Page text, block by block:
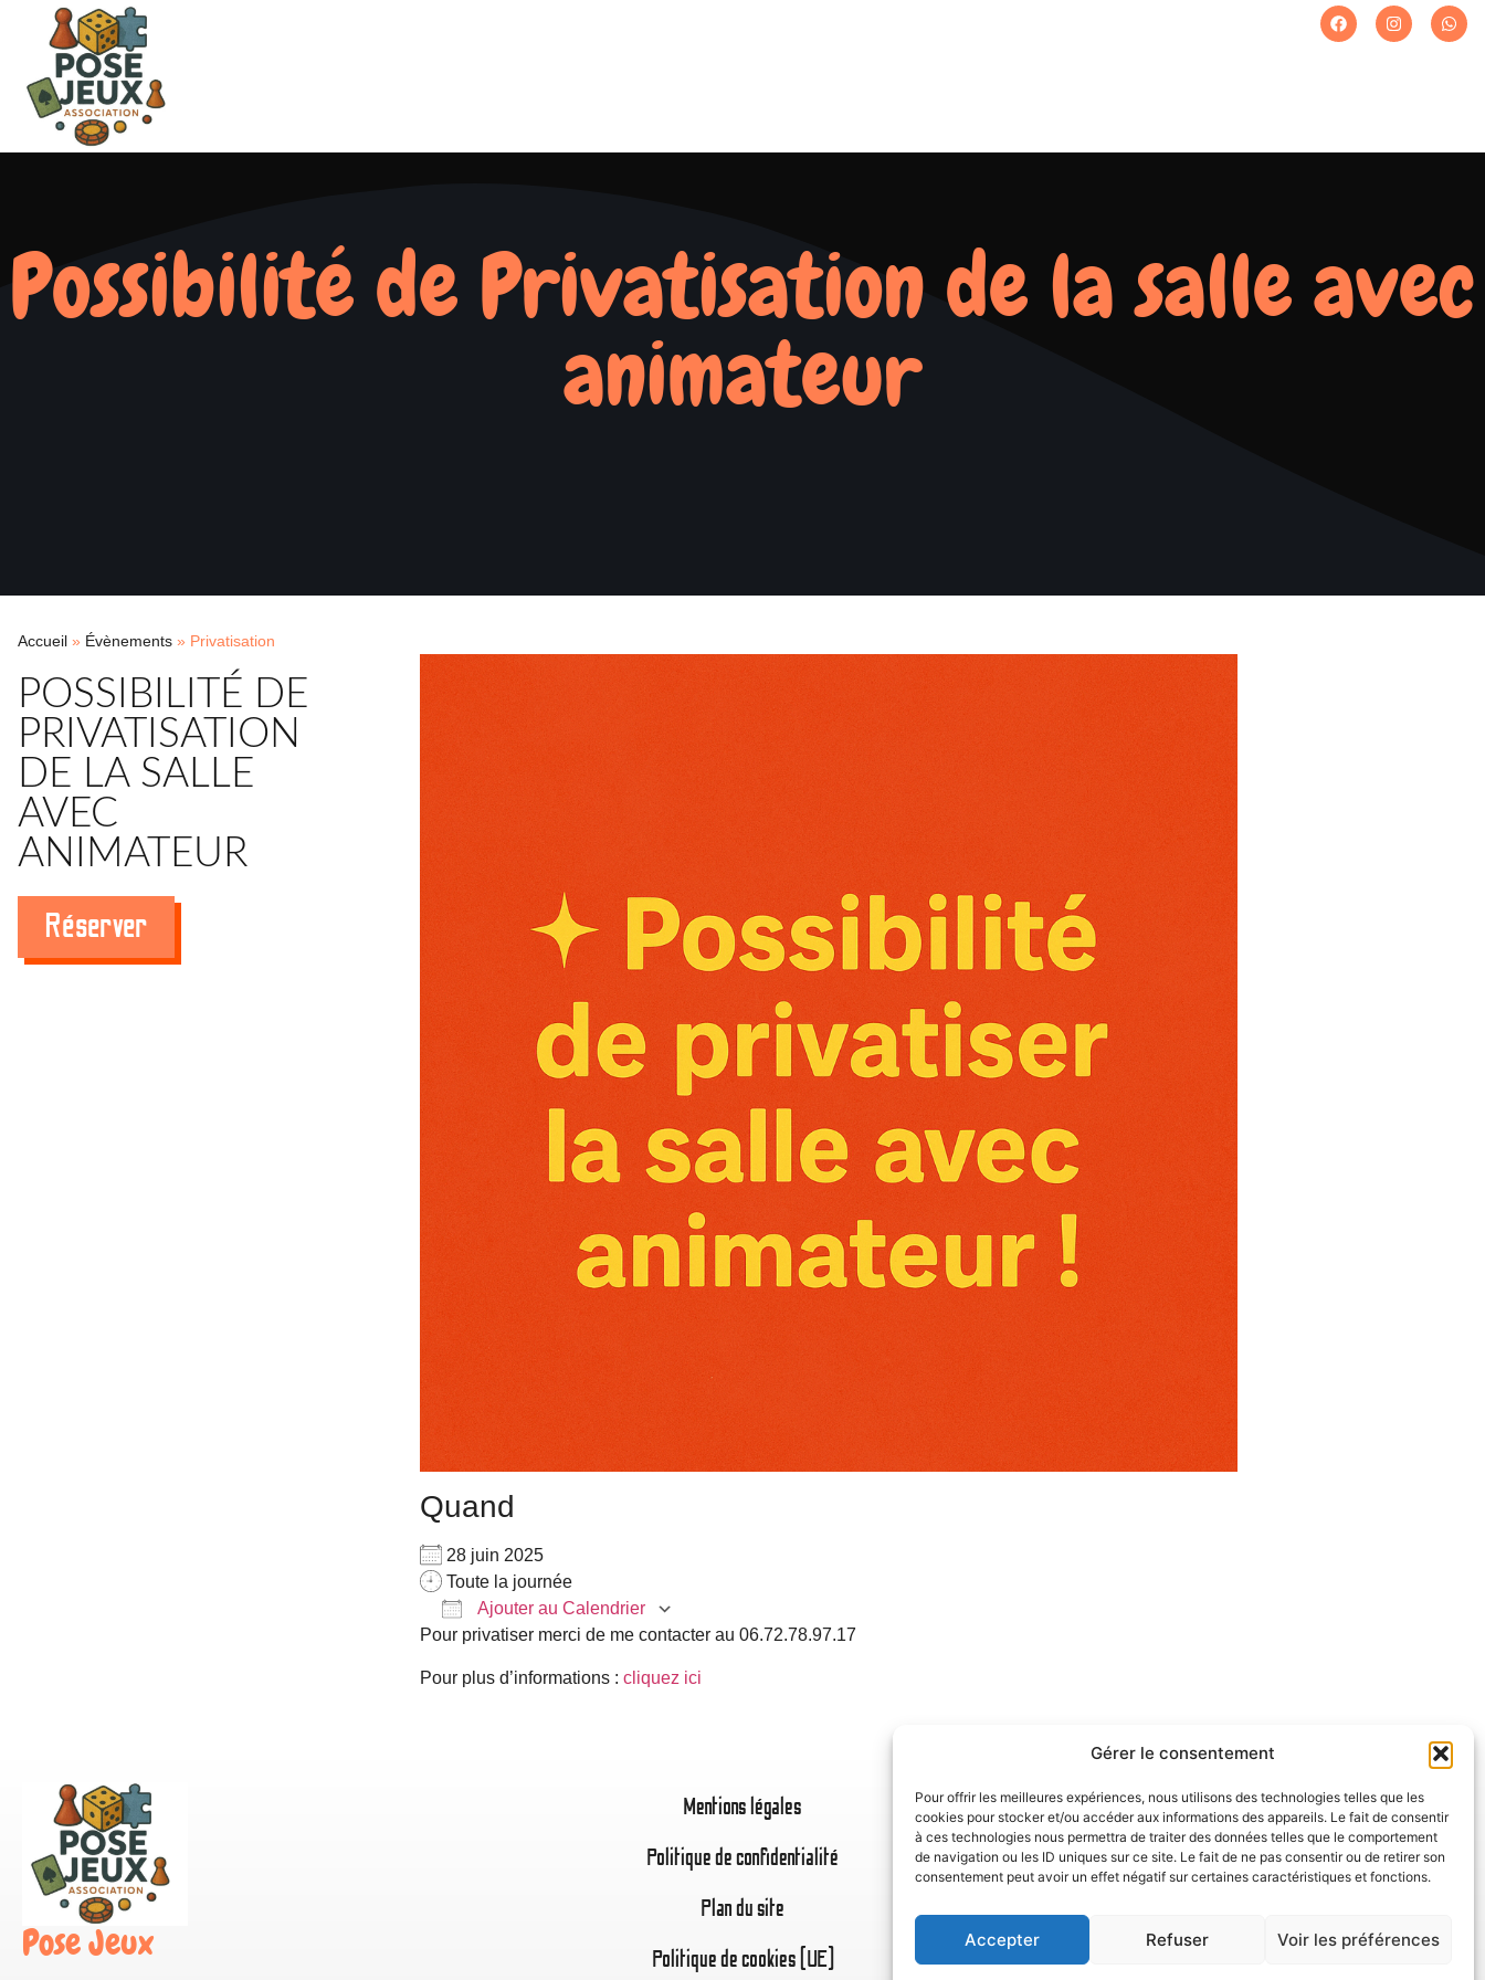
Gérer le consentement
Pour offrir les meilleures expériences, nous utilisons des technologies telles que les
cookies pour stocker et/ou accéder aux informations des appareils. Le fait de consentir
à ces technologies nous permettra de traiter des données telles que le comportement
de navigation ou les ID uniques sur ce site. Le fait de ne pas consentir ou de retirer son
consentement peut avoir un effet négatif sur certaines caractéristiques et fonctions.
Accepter Refuser Voir les préférences
Possibilité de Privatisation de la salle avec
animateur
Accueil » Évènements » Privatisation
POSSIBILITÉ DE
PRIVATISATION
DE LA SALLE
AVEC
ANIMATEUR
Réserver
Quand
28 juin 2025
Toute la journée
Ajouter au Calendrier
Télécharger ICS
Calendrier Google
Pour privatiser merci de me contacter au 06.72.78.97.17
Pour plus d’informations : cliquez ici
Pose Jeux
Mentions légales
Politique de confidentialité
Plan du site
Politique de cookies (UE)